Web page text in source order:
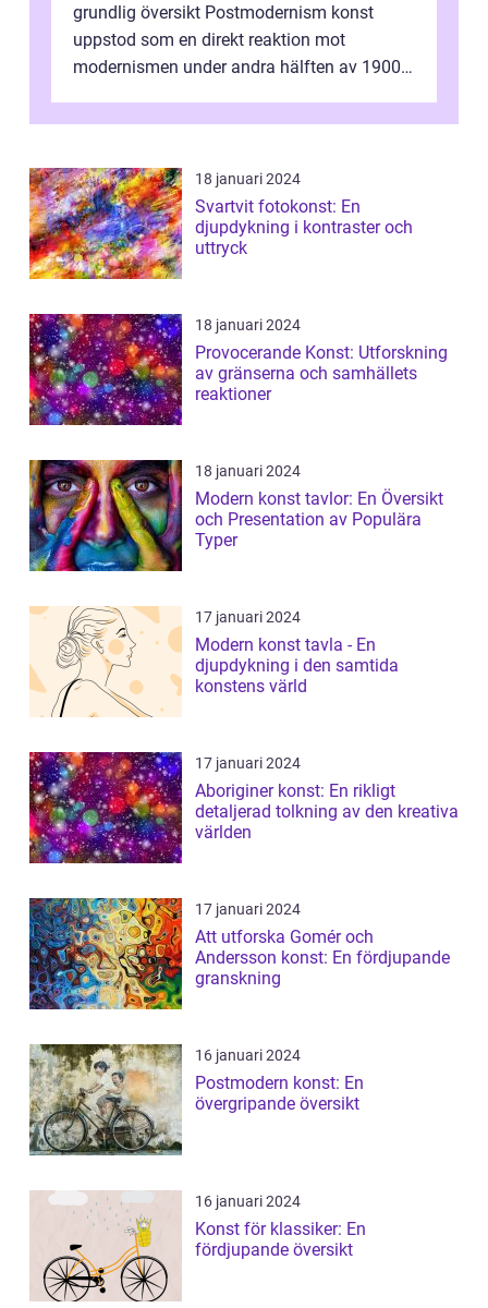
grundlig översikt Postmodernism konst
uppstod som en direkt reaktion mot
modernismen under andra hälften av 1900-
...
18 januari 2024
Svartvit fotokonst: En
djupdykning i kontraster och
uttryck
18 januari 2024
Provocerande Konst: Utforskning
av gränserna och samhällets
reaktioner
18 januari 2024
Modern konst tavlor: En Översikt
och Presentation av Populära
Typer
17 januari 2024
Modern konst tavla - En
djupdykning i den samtida
konstens värld
17 januari 2024
Aboriginer konst: En rikligt
detaljerad tolkning av den kreativa
världen
17 januari 2024
Att utforska Gomér och
Andersson konst: En fördjupande
granskning
16 januari 2024
Postmodern konst: En
övergripande översikt
16 januari 2024
Konst för klassiker: En
fördjupande översikt